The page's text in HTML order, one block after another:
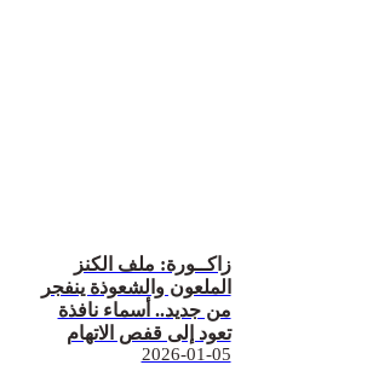
زاكــورة: ملف الكنز
الملعون والشعوذة ينفجر
من جديد.. أسماء نافذة
تعود إلى قفص الاتهام
2026-01-05